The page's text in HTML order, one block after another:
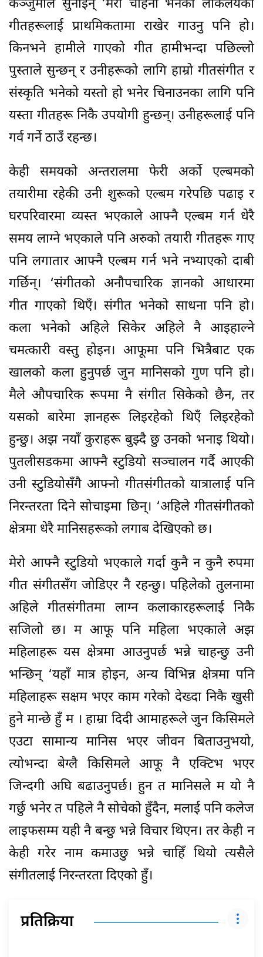
केञ्जुमाले सुनाइन् ‘मेरो चाहना भनेको लोकलयका
गीतहरूलाई प्राथमिकतामा राखेर गाउनु पनि हो।
किनभने हामीले गाएको गीत हामीभन्दा पछिल्लो
पुस्ताले सुन्छन् र उनीहरूको लागि हाम्रो गीतसंगीत र
संस्कृति भनेको यस्तो हो भनेर चिनाउनका लागि पनि
यस्ता गीतहरू निकै उपयोगी हुन्छन्। उनीहरूलाई पनि
गर्व गर्ने ठाउँ रहन्छ।
केही समयको अन्तरालमा फेरी अर्को एल्बमको
तयारीमा रहेकी उनी शुरूको एल्बम गरेपछि पढाइ र
घरपरिवारमा व्यस्त भएकाले आफ्नै एल्बम गर्न धेरै
समय लाग्ने भएकाले पनि अरुको तयारी गीतहरू गाए
पनि लगातार आफ्नै एल्बम गर्न भने नभ्याएको दाबी
गर्छिन्। ‘संगीतको अनौपचारिक ज्ञानको आधारमा
गीत गाएको थिएँ। संगीत भनेको साधना पनि हो।
कला भनेको अहिले सिकेर अहिले नै आइहाल्ने
चमत्कारी वस्तु होइन। आफूमा पनि भित्रैबाट एक
खालको कला हुनुपर्छ जुन मानिसको गुण पनि हो।
मैले औपचारिक रूपमा नै संगीत सिकेको छैन, तर
यसको बारेमा ज्ञानहरू लिइरहेको थिएँ लिइरहेको
हुन्छु। अझ नयाँ कुराहरू बुझ्दै छु उनको भनाइ थियो।
पुतलीसडकमा आफ्नै स्टुडियो सञ्चालन गर्दै आएकी
उनी स्टुडियोसँगै आफ्नो गीतसंगीतको यात्रालाई पनि
निरन्तरता दिने सोचाइमा छिन्। ‘अहिले गीतसंगीतको
क्षेत्रमा धेरै मानिसहरूको लगाब देखिएको छ।
मेरो आफ्नै स्टुडियो भएकाले गर्दा कुनै न कुनै रुपमा
गीत संगीतसँग जोडिएर नै रहन्छु। पहिलेको तुलनामा
अहिले गीतसंगीतमा लाग्न कलाकारहरूलाई निकै
सजिलो छ। म आफू पनि महिला भएकाले अझ
महिलाहरू यस क्षेत्रमा आउनुपर्छ भन्ने चाहन्छु उनी
भन्छिन् ‘यहाँ मात्र होइन, अन्य विभिन्न क्षेत्रमा पनि
महिलाहरू सक्षम भएर काम गरेको देख्दा निकै खुसी
हुने मान्छे हुँ म । हाम्रा दिदी आमाहरूले जुन किसिमले
एउटा सामान्य मानिस भएर जीवन बिताउनुभयो,
त्योभन्दा बेग्लै किसिमले आफू नै एक्टिभ भएर
जिन्दगी अघि बढाउनुपर्छ। हुन त मानिसले म यो नै
गर्छु भनेर त पहिले नै सोचेको हुँदैन, मलाई पनि कलेज
लाइफसम्म यही नै बन्छु भन्ने विचार थिएन। तर केही न
केही गरेर नाम कमाउछु भन्ने चाहिँ थियो त्यसैले
संगीतलाई निरन्तरता दिएको हुँ।
प्रतिक्रिया